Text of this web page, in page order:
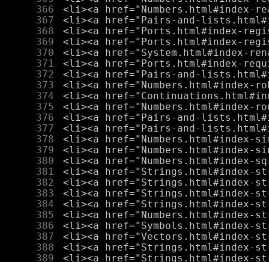
    366
    367
    368
    369
    370
    371
    372
    373
    374
    375
    376
    377
    378
    379
    380
    381
    382
    383
    384
    385
    386
    387
    388
    389